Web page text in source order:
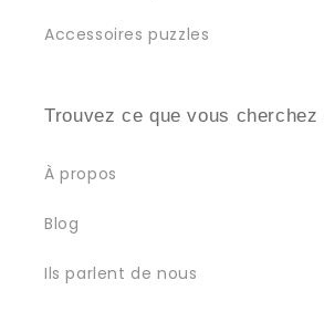
Accessoires puzzles
Trouvez ce que vous cherchez
À propos
Blog
Ils parlent de nous